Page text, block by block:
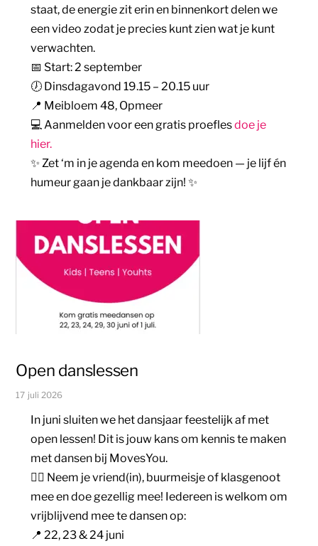
staat, de energie zit erin en binnenkort delen we
een video zodat je precies kunt zien wat je kunt
verwachten.
📅 Start: 2 september
🕖 Dinsdagavond 19.15 – 20.15 uur
📍 Meibloem 48, Opmeer
💻 Aanmelden voor een gratis proeflesdoe je
hier.
✨ Zet ‘m in je agenda en kom meedoen — je lijf én
humeur gaan je dankbaar zijn! ✨
Open danslessen
17 juli 2026
In juni sluiten we het dansjaar feestelijk af met
open lessen! Dit is jouw kans om kennis te maken
met dansen bij MovesYou.
👯‍♀️ Neem je vriend(in), buurmeisje of klasgenoot
mee en doe gezellig mee! Iedereen is welkom om
vrijblijvend mee te dansen op:
📍 22, 23 & 24 juni